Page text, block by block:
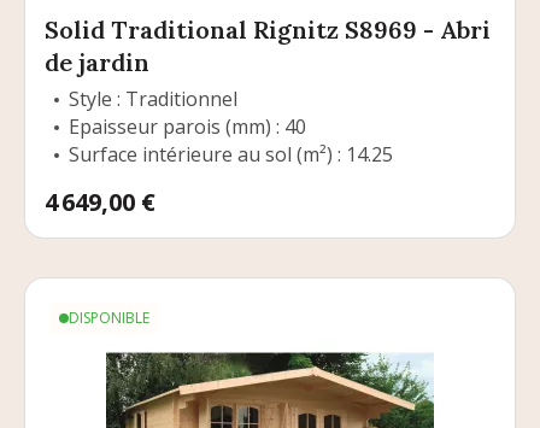
Solid Traditional Rignitz S8969 - Abri
de jardin
Style : Traditionnel
Epaisseur parois (mm) : 40
Surface intérieure au sol (m²) : 14.25
Prix
4 649,00 €
DISPONIBLE